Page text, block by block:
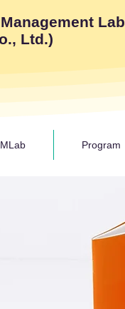
Lab
Ltd.)
Program